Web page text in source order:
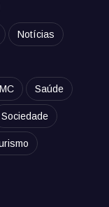
Notícias
Saúde
Sociedade